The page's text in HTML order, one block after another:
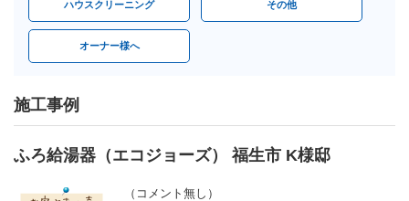
ハウスクリーニング その他
オーナー様へ
施工事例
ふろ給湯器（エコジョーズ） 福生市 K様邸
（コメント無し）